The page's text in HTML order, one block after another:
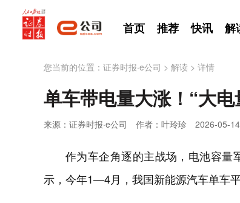
首页 推荐 快讯 解
您当前的位置： 证券时报·e公司 > 解读 > 详情
单车带电量大涨！“大
来源：证券时报·e公司 作者：叶玲珍 2026-05-
作为车企角逐的主战场，电池容量
示，今年1—4月，我国新能源汽车单车